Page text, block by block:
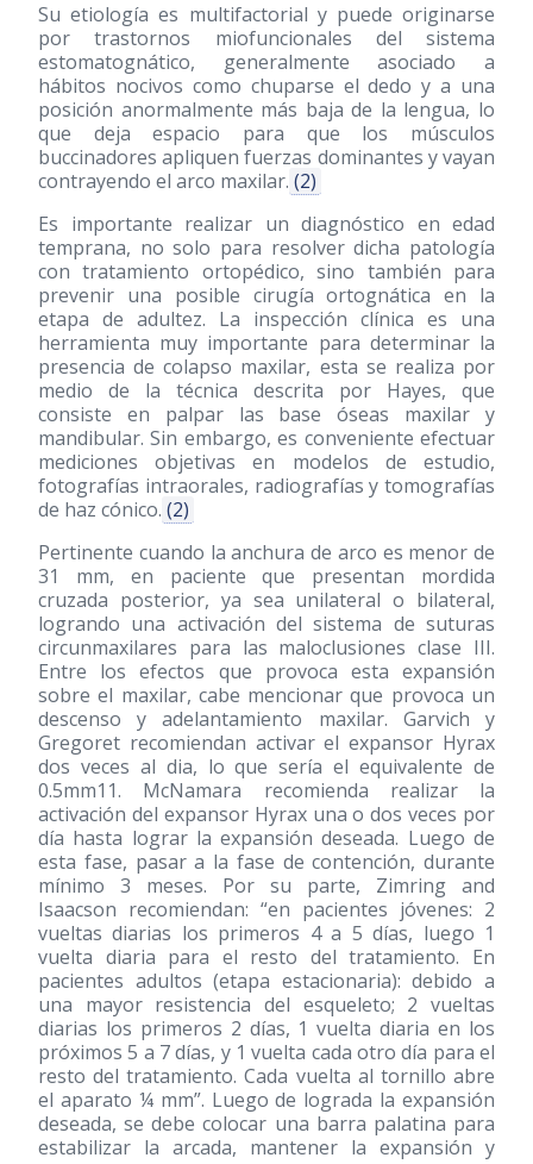
Su etiología es multifactorial y puede originarse
por trastornos miofuncionales del sistema
estomatognático, generalmente asociado a
hábitos nocivos como chuparse el dedo y a una
posición anormalmente más baja de la lengua, lo
que deja espacio para que los músculos
buccinadores apliquen fuerzas dominantes y vayan
contrayendo el arco maxilar. (2)
Es importante realizar un diagnóstico en edad
temprana, no solo para resolver dicha patología
con tratamiento ortopédico, sino también para
prevenir una posible cirugía ortognática en la
etapa de adultez. La inspección clínica es una
herramienta muy importante para determinar la
presencia de colapso maxilar, esta se realiza por
medio de la técnica descrita por Hayes, que
consiste en palpar las base óseas maxilar y
mandibular. Sin embargo, es conveniente efectuar
mediciones objetivas en modelos de estudio,
fotografías intraorales, radiografías y tomografías
de haz cónico. (2)
Pertinente cuando la anchura de arco es menor de
31 mm, en paciente que presentan mordida
cruzada posterior, ya sea unilateral o bilateral,
logrando una activación del sistema de suturas
circunmaxilares para las maloclusiones clase III.
Entre los efectos que provoca esta expansión
sobre el maxilar, cabe mencionar que provoca un
descenso y adelantamiento maxilar. Garvich y
Gregoret recomiendan activar el expansor Hyrax
dos veces al dia, lo que sería el equivalente de
0.5mm11. McNamara recomienda realizar la
activación del expansor Hyrax una o dos veces por
día hasta lograr la expansión deseada. Luego de
esta fase, pasar a la fase de contención, durante
mínimo 3 meses. Por su parte, Zimring and
Isaacson recomiendan: “en pacientes jóvenes: 2
vueltas diarias los primeros 4 a 5 días, luego 1
vuelta diaria para el resto del tratamiento. En
pacientes adultos (etapa estacionaria): debido a
una mayor resistencia del esqueleto; 2 vueltas
diarias los primeros 2 días, 1 vuelta diaria en los
próximos 5 a 7 días, y 1 vuelta cada otro día para el
resto del tratamiento. Cada vuelta al tornillo abre
el aparato ¼ mm”. Luego de lograda la expansión
deseada, se debe colocar una barra palatina para
estabilizar la arcada, mantener la expansión y